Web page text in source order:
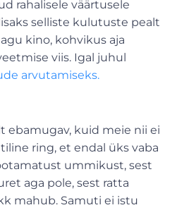
rahalisele väärtusele
selliste kulutuste pealt
kino, kohvikus aja
viis. Igal juhul
arvutamiseks.
ebamugav, kuid meie nii ei
ring, et endal üks vaba
ummikust, sest
aga pole, sest ratta
mahub. Samuti ei istu